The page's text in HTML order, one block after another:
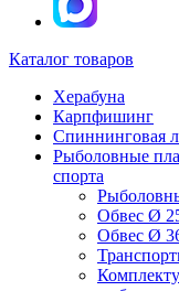
Каталог товаров
Херабуна
Карпфишинг
Спиннинговая
Рыболовные
спорта
Обвес Ø
Обвес Ø